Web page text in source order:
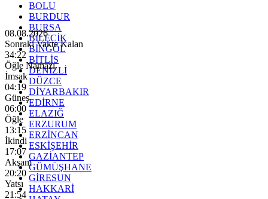
BOLU
BURDUR
BURSA
BİLECİK
BİNGÖL
BİTLİS
DENİZLİ
DÜZCE
DİYARBAKIR
EDİRNE
ELAZIĞ
ERZURUM
ERZİNCAN
ESKİŞEHİR
GAZİANTEP
GÜMÜŞHANE
GİRESUN
HAKKARİ
08.08.2026
Sonraki Vakte Kalan
34:20
Öğle Namazı
İmsak
04:19
Güneş
06:00
Öğle
13:15
İkindi
17:07
Akşam
20:20
Yatsı
21:54